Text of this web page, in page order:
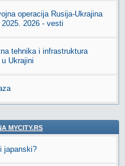
operacija Rusija-Ukrajina
2026 - vesti
tehnika i infrastruktura
Ukrajini
MYCITY.RS
japanski?